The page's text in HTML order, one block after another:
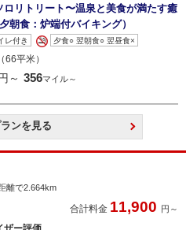
ロリトリート〜温泉と美食が満たす癒
朝食：炉端付バイキング）
レ付き 夕食○ 翌朝食○ 翌昼食×
平米）
～ 356マイル～
ンを見る
離で2.664km
合計料金 11,900 円～